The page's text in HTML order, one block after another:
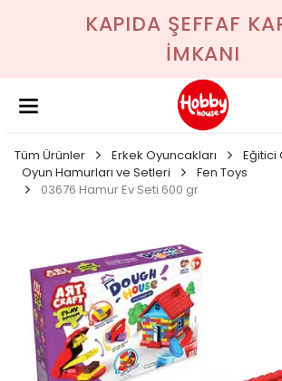
KAPIDA ŞEFFAF
İMKANI
Tüm Ürünler Erkek Oyuncakları
Eğitici
Oyun Hamurları ve Setleri
Fen Toys
03676 Hamur Ev Seti 600 gr